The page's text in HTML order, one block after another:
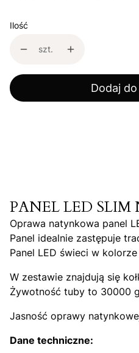
Ilość
szt.
Dodaj
PANEL LED SLIM
Oprawa natynkowa panel
Panel idealnie zastępuje
Panel LED świeci w
W zestawie znajdują się
Żywotność tuby to 30000
Jasność oprawy
Dane techniczne: